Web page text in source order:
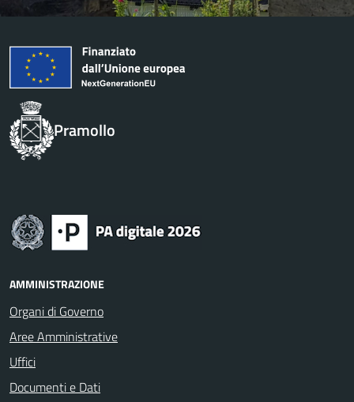
Pramollo
AMMINISTRAZIONE
Organi di Governo
Aree Amministrative
Uffici
Documenti e Dati